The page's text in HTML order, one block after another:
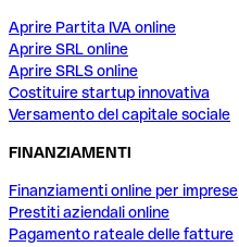
Aprire Partita IVA online
Aprire SRL online
Aprire SRLS online
Costituire startup innovativa
Versamento del capitale sociale
FINANZIAMENTI
Finanziamenti online per imprese
Prestiti aziendali online
Pagamento rateale delle fatture